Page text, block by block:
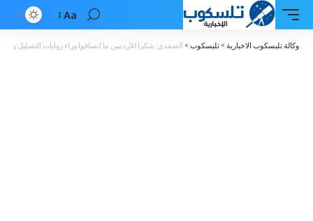
Font
Resizer
Aa
وكالة تليسكوب الاخبارية > تليسكوب > الصفدي: شكرا للأردنيين ما انساقوا وراء روايات التضليل